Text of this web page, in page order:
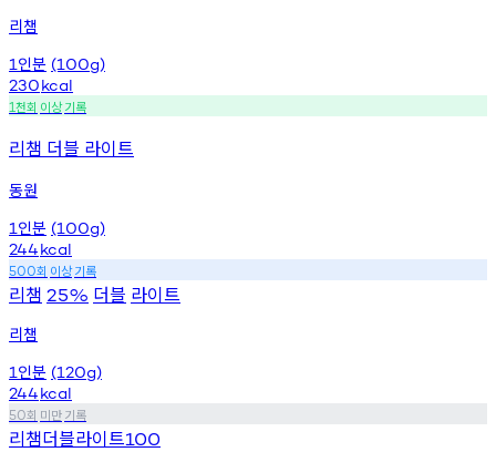
리챔
1 인분 (100g)
230kcal
1천회 이상기록
리챔 더블 라이트
동원
1 인분 (100g)
244kcal
500회 이상기록
리챔 25% 더블 라이트
리챔
1 인분 (120g)
244kcal
50회 미만기록
리챔더블라이트100